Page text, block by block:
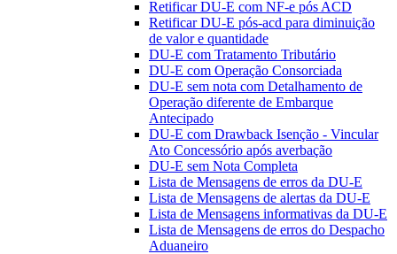
Retificar DU-E com NF-e pós ACD
Retificar DU-E pós-acd para diminuição
de valor e quantidade
DU-E com Tratamento Tributário
DU-E com Operação Consorciada
DU-E sem nota com Detalhamento de
Operação diferente de Embarque
Antecipado
DU-E com Drawback Isenção - Vincular
Ato Concessório após averbação
DU-E sem Nota Completa
Lista de Mensagens de erros da DU-E
Lista de Mensagens de alertas da DU-E
Lista de Mensagens informativas da DU-E
Lista de Mensagens de erros do Despacho
Aduaneiro